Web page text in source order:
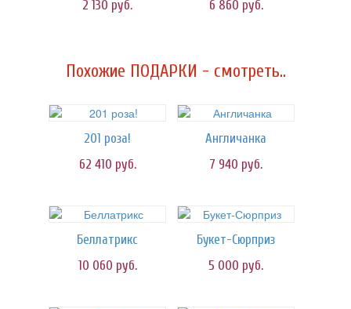
2 130 руб. 6 860 руб.
Похожие ПОДАРКИ - смотреть..
201 роза!
62 410 руб.
Англичанка
7 940 руб.
Беллатрикс
10 060 руб.
Букет-Сюрприз
5 000 руб.